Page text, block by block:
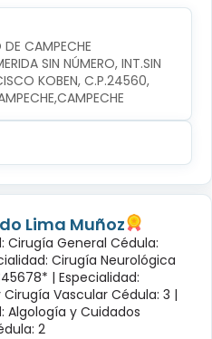
CAMPECHE
SIN NÚMERO, INT.SIN
KOBEN, C.P.24560,
Lima Muñoz
Cirugía General Cédula:
Cirugía Neurológica
| Especialidad:
Vascular Cédula: 3 |
Algología y Cuidados
2